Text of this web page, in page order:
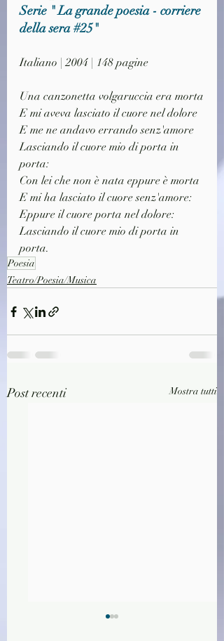
Serie " La grande poesia - corriere
della sera #25"
Italiano | 2004 | 148 pagine
Una canzonetta volgaruccia era morta
E mi aveva lasciato il cuore nel dolore
E me ne andavo errando senz'amore
Lasciando il cuore mio di porta in
porta:
Con lei che non è nata eppure è morta
E mi ha lasciato il cuore senz'amore:
Eppure il cuore porta nel dolore:
Lasciando il cuore mio di porta in
porta.
Poesia
Teatro/Poesia/Musica
Post recenti Mostra tutti